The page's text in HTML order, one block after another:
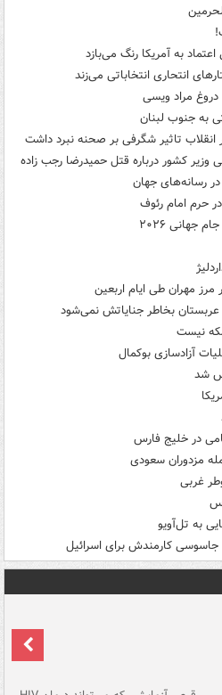
به آمریکا رنگ می‌بازد
انتحاری انتخاباتی می‌زند
دروغ مراد ویسی
به جنوب لبنان
تاثیر شگرفی بر صحنه نبرد داشت
وزیر کشور درباره قتل حمیدرضا رجب زاده
در رسانه‌های جهان
حرم امام رئوف
۲۰۲۶
بخاطر جنایاتش نمی‌شود
نیست
آزادسازی بوکمال
شد
در خلیج فارس
به تل‌آویو
جاسوسی کارمندش برای اسرائیل